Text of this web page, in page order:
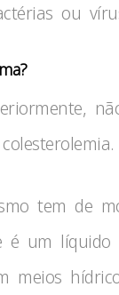
ou
tem de
é um
meios